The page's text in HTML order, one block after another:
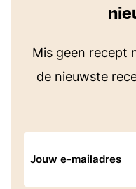
Mis geen recept
de nieuwste